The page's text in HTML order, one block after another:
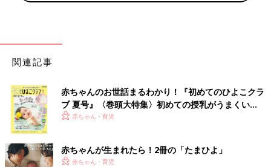
関連記事
赤ちゃんのお世話まるわかり！『初めてのひよこクラ
ブ 夏号』〈巻頭大特集〉初めての授乳がうまくい
く！ おっぱい・ミルクの基本と夏のトラブル 解決テ
赤ちゃん・育児
赤ちゃんが生まれたら！2冊の「たまひよ」
赤ちゃん・育児